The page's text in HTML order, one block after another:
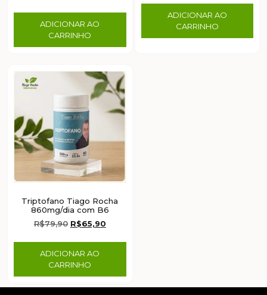
ADICIONAR AO
CARRINHO
ADICIONAR AO
CARRINHO
Triptofano Tiago Rocha
860mg/dia com B6
R$79,90 R$65,90
ADICIONAR AO
CARRINHO